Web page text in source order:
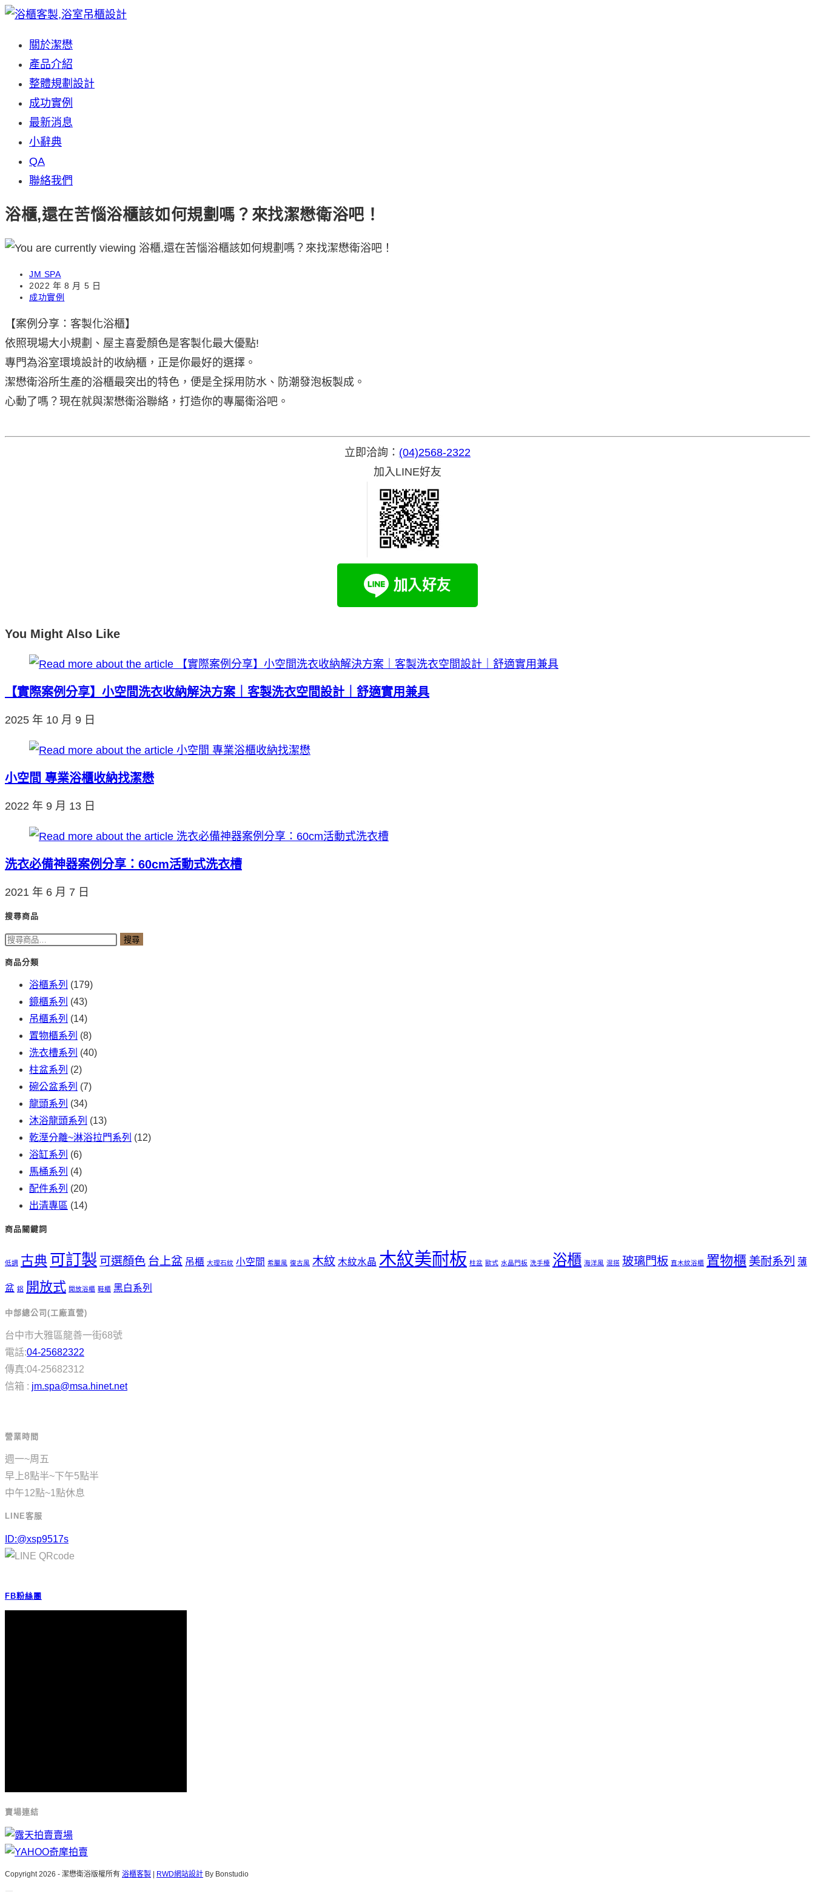
Skip
content
關於潔懋
產品介紹
整體規劃設計
成功實例
最新消息
小辭典
QA
聯絡我們
浴櫃,還在苦惱浴櫃該如何規劃嗎？來找潔懋衛浴吧！
Post
author:
JM SPA
Post
published:
2022 年 8 月 5 日
Post
成功實例
【案例分享：客製化浴櫃】
依照現場大小規劃、屋主喜愛顏色是客製化最大優點!
專門為浴室環境設計的收納櫃，正是你最好的選擇。
潔懋衛浴所生產的浴櫃最突出的特色，便是全採用防水、防潮發泡板製成。
心動了嗎？現在就與潔懋衛浴聯絡，打造你的專屬衛浴吧。
立即洽詢： (04)2568-2322
加入LINE好友
You Might Also Like
【實際案例分享】小空間洗衣收納解決方案｜客製洗衣空間設計｜舒適實用兼具
2025 年 10 月 9 日
小空間 專業浴櫃收納找潔懋
2022 年 9 月 13 日
洗衣必備神器案例分享：60cm活動式洗衣槽
2021 年 6 月 7 日
搜尋商品
搜
尋
搜尋
商品分類
浴櫃系列 (179)
鏡櫃系列 (43)
吊櫃系列 (14)
置物櫃系列 (8)
洗衣槽系列 (40)
柱盆系列 (2)
碗公盆系列 (7)
龍頭系列 (34)
沐浴龍頭系列 (13)
乾溼分離~淋浴拉門系列 (12)
浴缸系列 (6)
馬桶系列 (4)
配件系列 (20)
出清專區 (14)
商品關鍵詞
低調 古典 可訂製 可選顏色 台上盆 吊櫃 大理石紋 小空間 希臘風 復古風 木紋 木紋水晶 木紋美耐板 柱盆 歐式 水晶門板 洗手檯 浴櫃 海洋風 混搭 玻璃門板 直木紋浴櫃 置物櫃 美耐系列 薄
盆 鋁 開放式 開放浴櫃 鞋櫃 黑白系列
中部總公司(工廠直營)
台中市大雅區龍善一街68號
電話:04-25682322
傳真:04-25682312
信箱 : jm.spa@msa.hinet.net
營業時間
週一~周五
早上8點半~下午5點半
中午12點~1點休息
LINE客服
ID:@xsp9517s
FB粉絲團
賣場連結
Copyright 2026 - 潔懋衛浴版權所有 浴櫃客製 | RWD網站設計 By Bonstudio